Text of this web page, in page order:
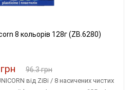
8 кольорів 128г (ZB.6280)
96.3 грн
від ZiBi / 8 насичених чистих